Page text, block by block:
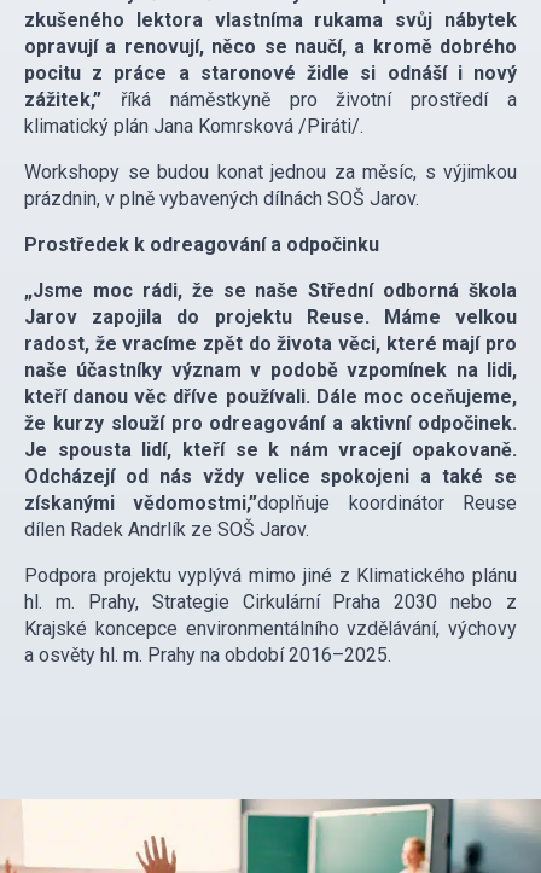
zkušeného lektora vlastníma rukama svůj nábytek
opravují a renovují, něco se naučí, a kromě dobrého
pocitu z práce a staronové židle si odnáší i nový
zážitek,” říká náměstkyně pro životní prostředí a
klimatický plán Jana Komrsková /Piráti/.
Workshopy se budou konat jednou za měsíc, s výjimkou
prázdnin, v plně vybavených dílnách SOŠ Jarov.
Prostředek k odreagování a odpočinku
„Jsme moc rádi, že se naše Střední odborná škola
Jarov zapojila do projektu Reuse. Máme velkou
radost, že vracíme zpět do života věci, které mají pro
naše účastníky význam v podobě vzpomínek na lidi,
kteří danou věc dříve používali. Dále moc oceňujeme,
že kurzy slouží pro odreagování a aktivní odpočinek.
Je spousta lidí, kteří se k nám vracejí opakovaně.
Odcházejí od nás vždy velice spokojeni a také se
získanými vědomostmi,”doplňuje koordinátor Reuse
dílen Radek Andrlík ze SOŠ Jarov.
Podpora projektu vyplývá mimo jiné z Klimatického plánu
hl. m. Prahy, Strategie Cirkulární Praha 2030 nebo z
Krajské koncepce environmentálního vzdělávání, výchovy
a osvěty hl. m. Prahy na období 2016–2025.